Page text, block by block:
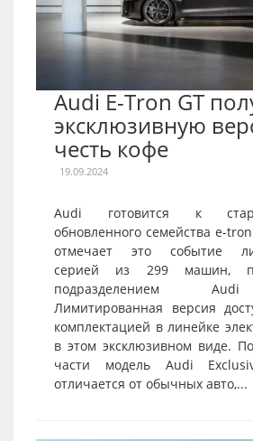
Audi E-Tron GT
эксклюзивную
честь кофе
19.09.2024
Audi готовится к
обновленного семейства e-
отмечает это событие
серией из 299 машин,
подразделением
Лимитированная версия
комплектацией в линейке
в этом эксклюзивном виде.
части модель Audi
отличается от обычных авто,...